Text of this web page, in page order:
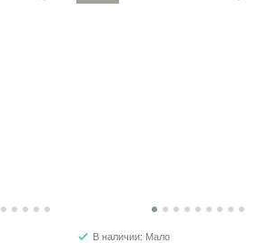
В наличии: Мало